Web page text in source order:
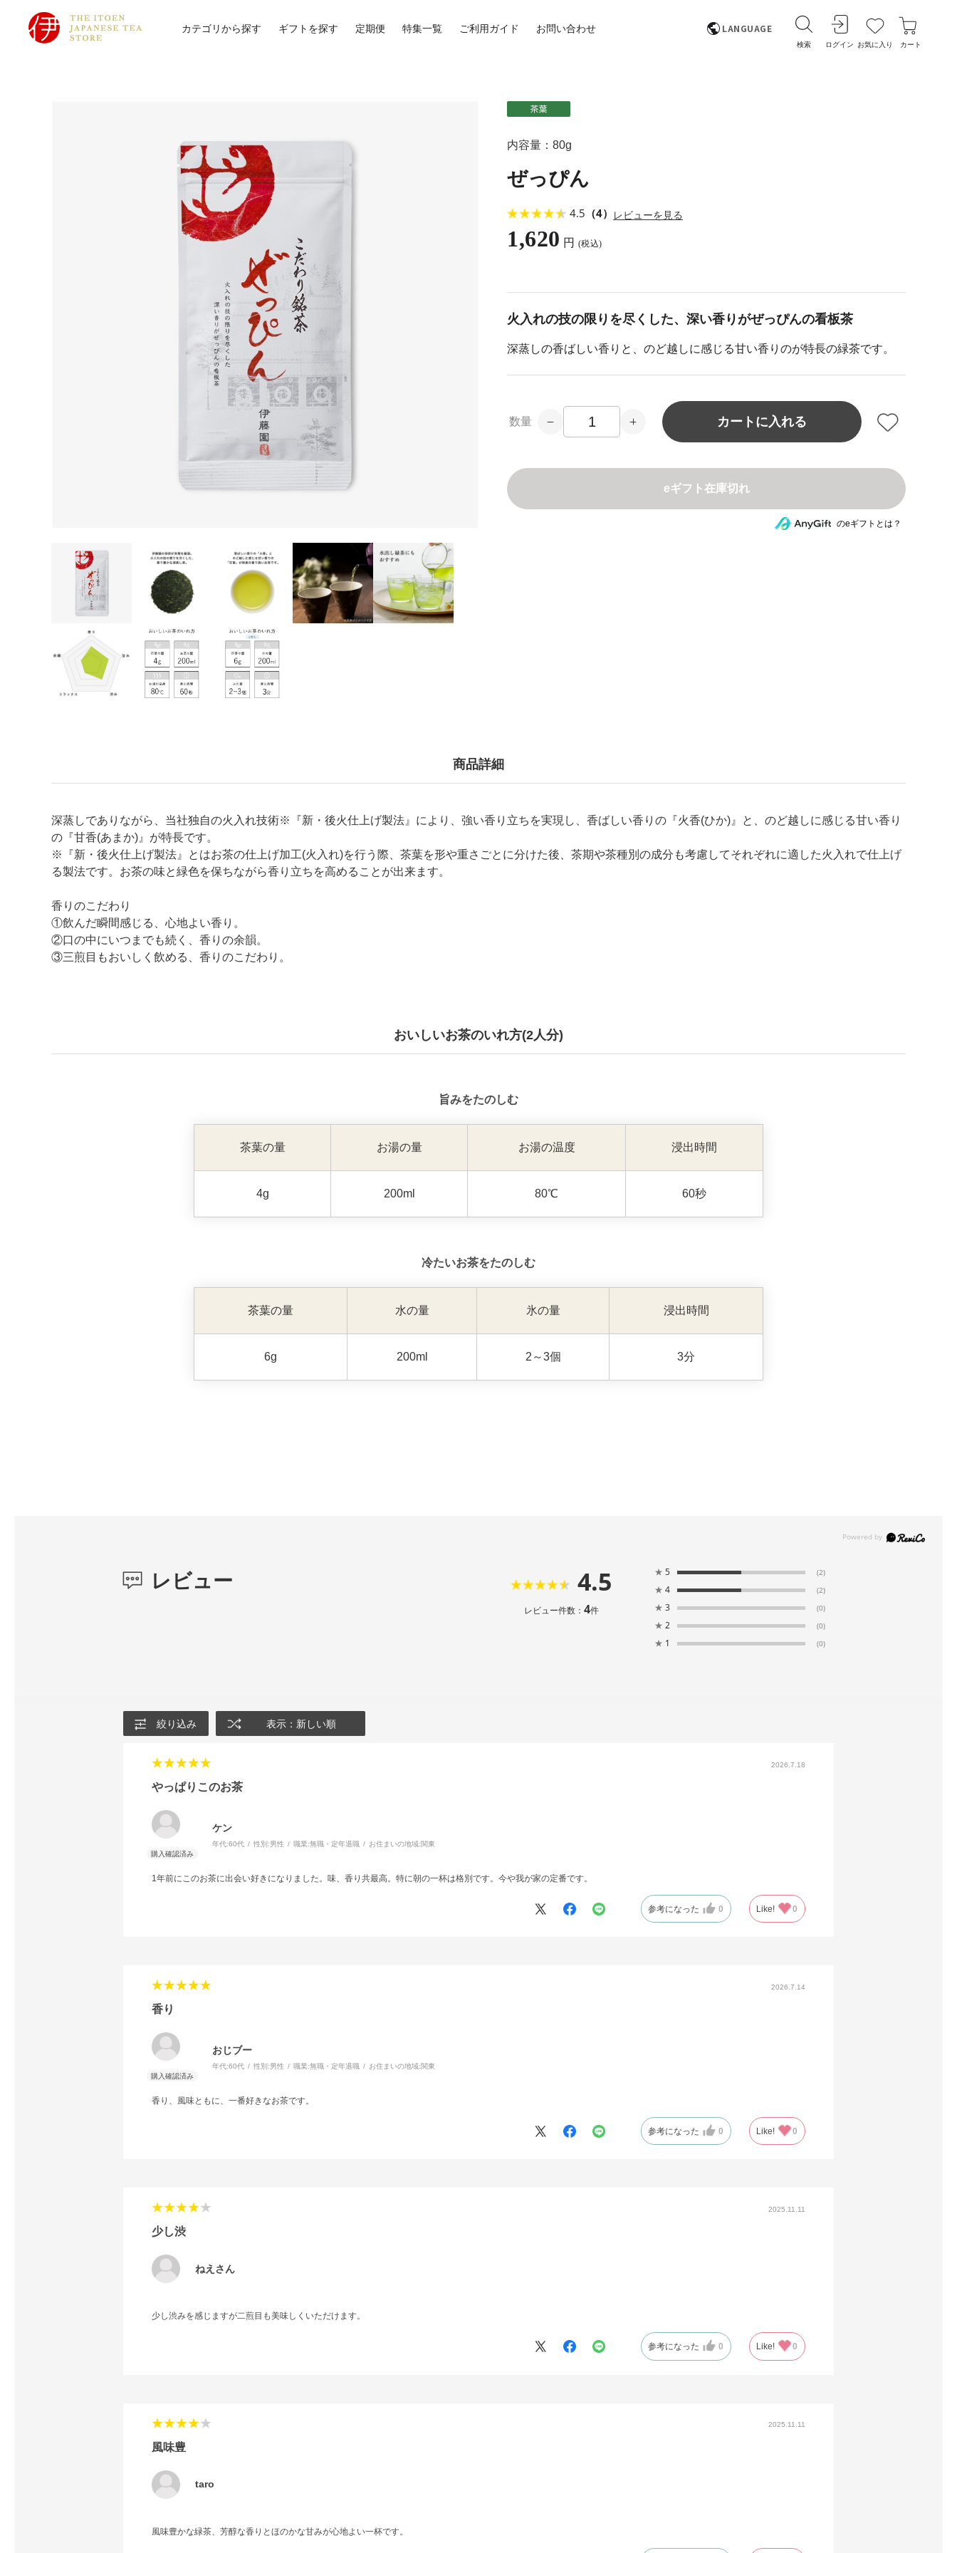
カテゴリから探す ギフトを探す 定期便 特集一覧 ご利用ガイド お問い合わせ LANGUAGE
検索 ログイン お気に入り カート
内容量：80g
ぜっぴん
4.5 （4） レビューを見る
1,620 円 (税込)
火入れの技の限りを尽くした、深い香りがぜっぴんの看板茶
深蒸しの香ばしい香りと、のど越しに感じる甘い香りのが特長の緑茶です。
数量 カートに入れる
eギフト在庫切れ
のeギフトとは？
商品詳細
深蒸しでありながら、当社独自の火入れ技術※『新・後火仕上げ製法』により、強い香り立ちを実現し、香ばしい香りの『火香(ひか)』と、のど越しに感じる甘い香り
の『甘香(あまか)』が特長です。
※『新・後火仕上げ製法』とはお茶の仕上げ加工(火入れ)を行う際、茶葉を形や重さごとに分けた後、茶期や茶種別の成分も考慮してそれぞれに適した火入れで仕上げ
る製法です。お茶の味と緑色を保ちながら香り立ちを高めることが出来ます。
香りのこだわり
①飲んだ瞬間感じる、心地よい香り。
②口の中にいつまでも続く、香りの余韻。
③三煎目もおいしく飲める、香りのこだわり。
おいしいお茶のいれ方(2人分)
旨みをたのしむ
茶葉の量 お湯の量 お湯の温度 浸出時間
4g 200ml 80℃ 60秒
冷たいお茶をたのしむ
茶葉の量 水の量 氷の量 浸出時間
6g 200ml 2～3個 3分
レビュー 4.5
レビュー件数： 4件
★ 5 (2)
★ 4 (2)
★ 3 (0)
★ 2 (0)
★ 1 (0)
絞り込み 表示：新しい順
2026.7.18
やっぱりこのお茶
ケン
年代:60代 性別:男性 職業:無職・定年退職 お住まいの地域:関東
1年前にこのお茶に出会い好きになりました。味、香り共最高。特に朝の一杯は格別です。今や我が家の定番です。
参考になった 0 Like! 0
2026.7.14
香り
おじブー
年代:60代 性別:男性 職業:無職・定年退職 お住まいの地域:関東
香り、風味ともに、一番好きなお茶です。
参考になった 0 Like! 0
2025.11.11
少し渋
ねえさん
少し渋みを感じますが二煎目も美味しくいただけます。
参考になった 0 Like! 0
2025.11.11
風味豊
taro
風味豊かな緑茶、芳醇な香りとほのかな甘みが心地よい一杯です。